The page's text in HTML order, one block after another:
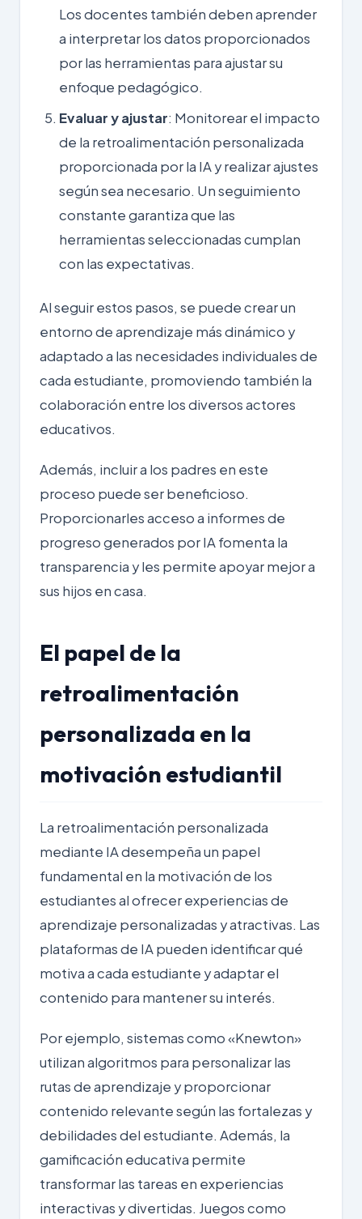
Los docentes también deben aprender
a interpretar los datos proporcionados
por las herramientas para ajustar su
enfoque pedagógico.
Evaluar y ajustar: Monitorear el impacto
de la retroalimentación personalizada
proporcionada por la IA y realizar ajustes
según sea necesario. Un seguimiento
constante garantiza que las
herramientas seleccionadas cumplan
con las expectativas.
Al seguir estos pasos, se puede crear un
entorno de aprendizaje más dinámico y
adaptado a las necesidades individuales de
cada estudiante, promoviendo también la
colaboración entre los diversos actores
educativos.
Además, incluir a los padres en este
proceso puede ser beneficioso.
Proporcionarles acceso a informes de
progreso generados por IA fomenta la
transparencia y les permite apoyar mejor a
sus hijos en casa.
El papel de la
retroalimentación
personalizada en la
motivación estudiantil
La retroalimentación personalizada
mediante IA desempeña un papel
fundamental en la motivación de los
estudiantes al ofrecer experiencias de
aprendizaje personalizadas y atractivas. Las
plataformas de IA pueden identificar qué
motiva a cada estudiante y adaptar el
contenido para mantener su interés.
Por ejemplo, sistemas como «Knewton»
utilizan algoritmos para personalizar las
rutas de aprendizaje y proporcionar
contenido relevante según las fortalezas y
debilidades del estudiante. Además, la
gamificación educativa permite
transformar las tareas en experiencias
interactivas y divertidas. Juegos como